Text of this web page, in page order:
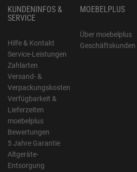
KUNDENINFOS &
SERVICE
Hilfe & Kontakt
Service-Leistungen
Zahlarten
Versand- &
Verpackungskosten
Verfügbarkeit &
Lieferzeiten
moebelplus
Bewertungen
5 Jahre Garantie
Altgeräte-
Entsorgung
MOEBELPLUS
Über moebelplus
Geschäftskunden